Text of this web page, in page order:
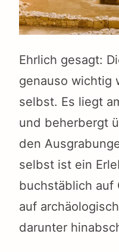
Ehrlich gesagt:
genauso wichtig
selbst. Es liegt
und beherbergt
den
selbst ist ein
buchstäblich auf
auf
darunter